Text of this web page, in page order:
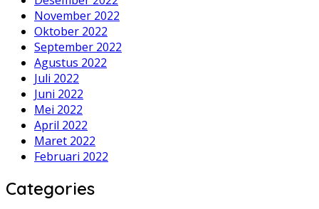
November 2022
Oktober 2022
September 2022
Agustus 2022
Juli 2022
Juni 2022
Mei 2022
April 2022
Maret 2022
Februari 2022
Categories